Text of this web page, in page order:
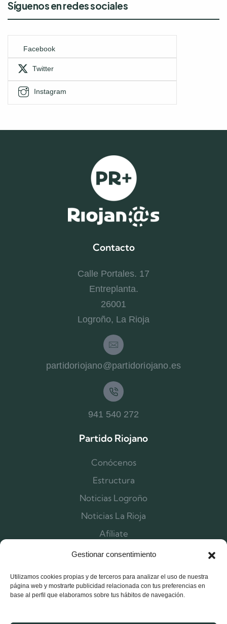
Gestionar consentimiento
Utilizamos cookies propias y de terceros para analizar el uso de nuestra
página web y mostrarte publicidad relacionada con tus preferencias en
base al perfil que elaboramos sobre tus hábitos de navegación.
Síguenos en redes sociales
Facebook
Twitter
Instagram
Contacto
Calle Portales. 17
Entreplanta.
26001
Logroño, La Rioja
partidoriojano@partidoriojano.es
941 540 272
Partido Riojano
Conócenos
Estructura
Noticias Logroño
Noticias La Rioja
Afíliate
Contacta